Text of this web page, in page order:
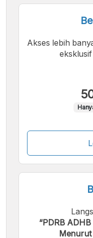
Akses lebih
“PDRB
Menurut